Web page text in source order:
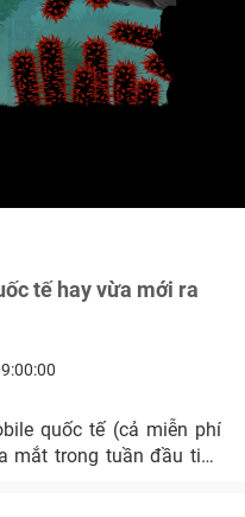
tế hay vừa mới ra
quốc tế (cả miễn phí
mắt trong tuần đầu tiên